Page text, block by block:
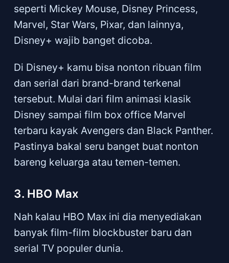
seperti Mickey Mouse, Disney Princess,
Marvel, Star Wars, Pixar, dan lainnya,
Disney+ wajib banget dicoba.
Di Disney+ kamu bisa nonton ribuan film
dan serial dari brand-brand terkenal
tersebut. Mulai dari film animasi klasik
Disney sampai film box office Marvel
terbaru kayak Avengers dan Black Panther.
Pastinya bakal seru banget buat nonton
bareng keluarga atau temen-temen.
3. HBO Max
Nah kalau HBO Max ini dia menyediakan
banyak film-film blockbuster baru dan
serial TV populer dunia.